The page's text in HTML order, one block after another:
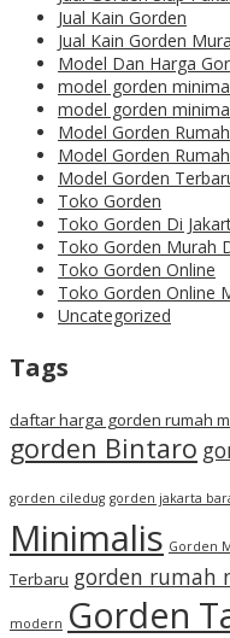
Jual Kain Gorden
Jual Kain Gorden
Model Dan Harga
model gorden
model gorden
Model Gorden
Model Gorden
Model Gorden
Toko Gorden
Toko Gorden Di
Toko Gorden Murah
Toko Gorden Online
Toko Gorden Online
Uncategorized
Tags
daftar harga gorden rumah
gorden Bintaro
gorden ciledug gorden jakarta
Minimalis Gorden
Terbaru gorden rumah
modern Gorden